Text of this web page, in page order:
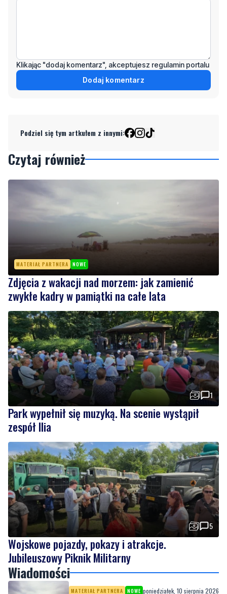
Klikając "dodaj komentarz", akceptujesz regulamin portalu
Dodaj komentarz
Podziel się tym artkułem z innymi:
Czytaj również
MATERIAŁ PARTNERA NOWE
Zdjęcia z wakacji nad morzem: jak zamienić
zwykłe kadry w pamiątki na całe lata
1
Park wypełnił się muzyką. Na scenie wystąpił
zespół Ilia
5
Wojskowe pojazdy, pokazy i atrakcje.
Jubileuszowy Piknik Militarny
Wiadomości
MATERIAŁ PARTNERA NOWE poniedziałek, 10 sierpnia 2026